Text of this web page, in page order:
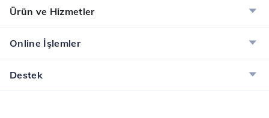
Ürün ve Hizmetler
Online İşlemler
Destek